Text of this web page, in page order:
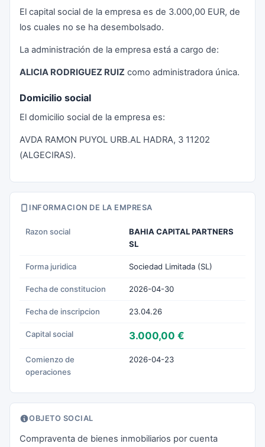
El capital social de la empresa es de 3.000,00 EUR, de
los cuales no se ha desembolsado.
La administración de la empresa está a cargo de:
ALICIA RODRIGUEZ RUIZ como administradora única.
Domicilio social
El domicilio social de la empresa es:
AVDA RAMON PUYOL URB.AL HADRA, 3 11202
(ALGECIRAS).
INFORMACION DE LA EMPRESA
Razon social
BAHIA CAPITAL PARTNERS
SL
Forma juridica Sociedad Limitada (SL)
Fecha de constitucion 2026-04-30
Fecha de inscripcion 23.04.26
Capital social 3.000,00 €
Comienzo de
operaciones
2026-04-23
OBJETO SOCIAL
Compraventa de bienes inmobiliarios por cuenta